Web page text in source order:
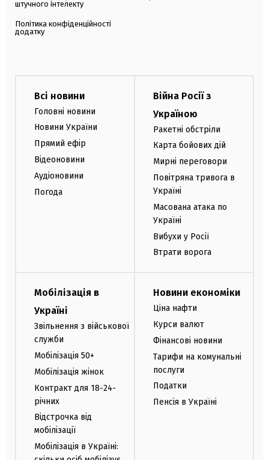
штучного інтелекту
Політика конфіденційності
додатку
Всі новини
Головні новини
Новини України
Прямий ефір
Відеоновини
Аудіоновини
Погода
Війна Росії з
Україною
Ракетні обстріли
Карта бойових дій
Мирні переговори
Повітряна тривога в
Україні
Масована атака по
Україні
Вибухи у Росії
Втрати ворога
Мобілізація в
Україні
Звільнення з військової
служби
Мобілізація 50+
Мобілізація жінок
Контракт для 18-24-
річних
Відстрочка від
мобілізації
Мобілізація в Україні:
Новини економіки
Ціна нафти
Курси валют
Фінансові новини
Тарифи на комунальні
послуги
Податки
Пенсія в Україні